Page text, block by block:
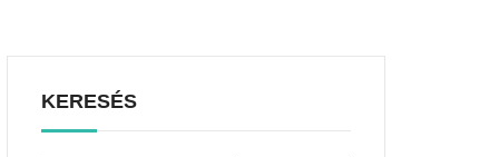
KERESÉS